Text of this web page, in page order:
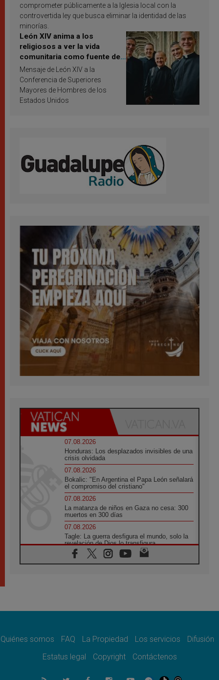
comprometer públicamente a la Iglesia local con la
controvertida ley que busca eliminar la identidad de las
minorías.
León XIV anima a los
religiosos a ver la vida
comunitaria como fuente de
inspiración y santificación
Mensaje de León XIV a la
Conferencia de Superiores
Mayores de Hombres de los
Estados Unidos
07.08.2026
Honduras: Los desplazados invisibles de una
crisis olvidada
07.08.2026
Bokalic: "En Argentina el Papa León señalará
el compromiso del cristiano"
07.08.2026
La matanza de niños en Gaza no cesa: 300
muertos en 300 días
07.08.2026
Tagle: La guerra desfigura el mundo, solo la
revelación de Dios lo transfigura
07.08.2026
Presentada la Trienal de Arte de las
espacio público
Lanzan un proyecto de empoderamiento
digital para mujeres líderes en África
07.08.2026
Quiénes somos FAQ La Propiedad Los servicios
Difusión
Estatus legal
Copyright Contáctenos